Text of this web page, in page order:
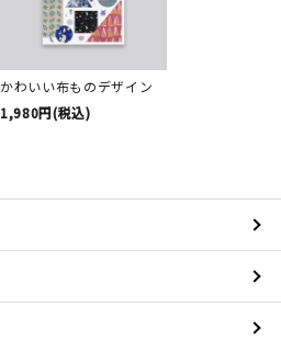
かわいい布ものデザイン
1,980円(税込)